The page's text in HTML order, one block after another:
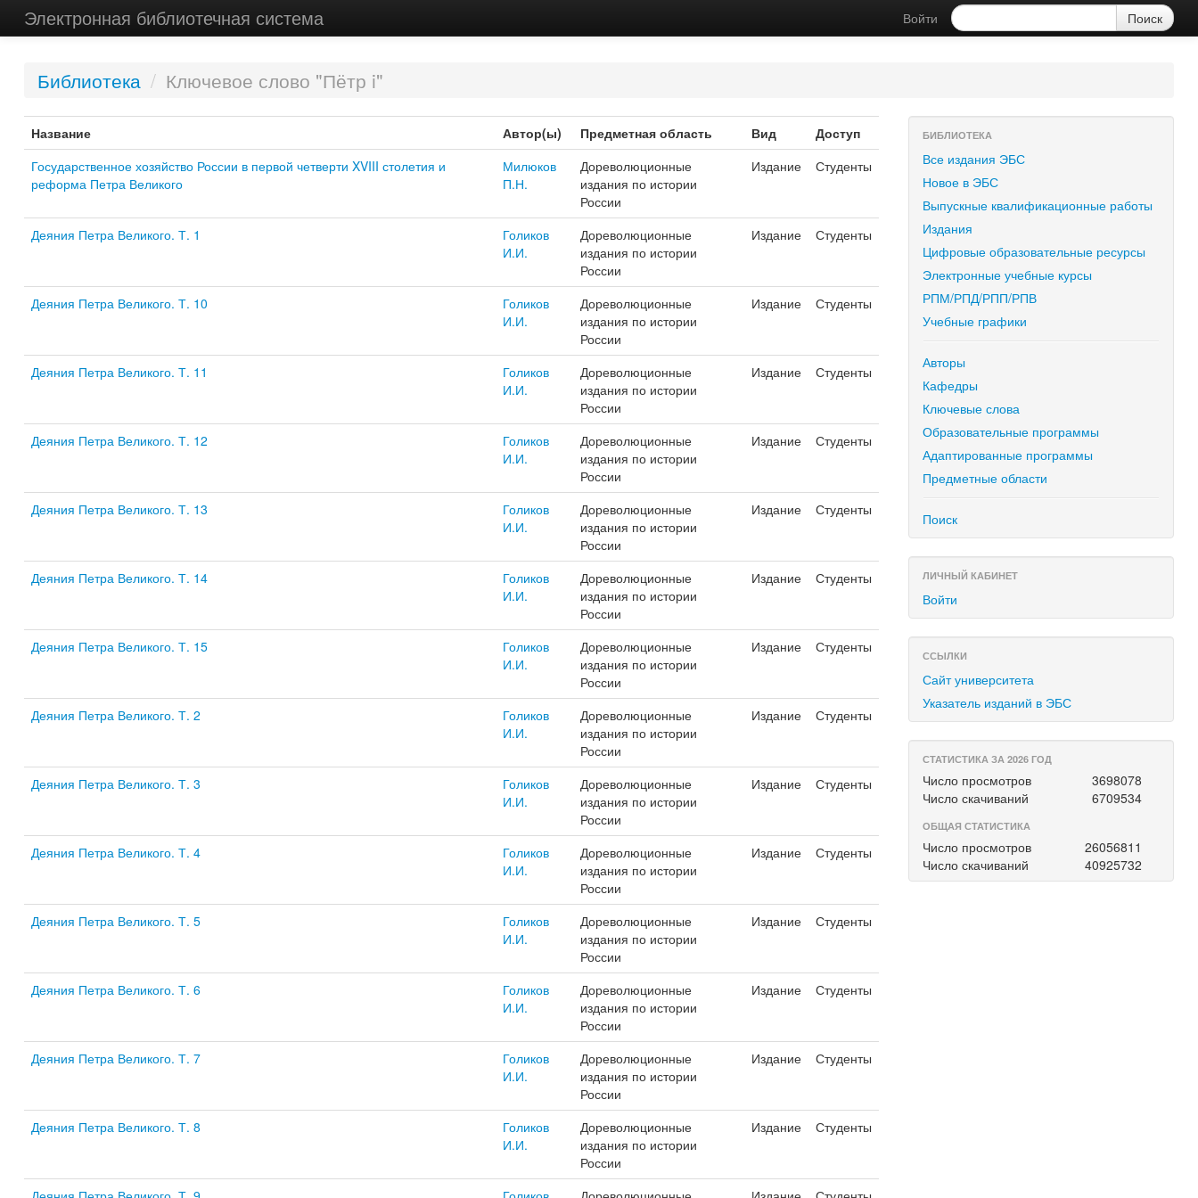
Электронная библиотечная система Войти
Библиотека / Ключевое слово "Пётр i"
Название Автор(ы) Предметная область Вид
Доступ
Государственное хозяйство России в первой четверти XVIII столетия и
реформа Петра Великого
Милюков
П.Н.
Дореволюционные
издания по истории
России
Издание Студенты
Деяния Петра Великого. Т. 1
Голиков
И.И.
Дореволюционные
издания по истории
России
Издание Студенты
Деяния Петра Великого. Т. 10
Голиков
И.И.
Дореволюционные
издания по истории
России
Издание Студенты
Деяния Петра Великого. Т. 11
Голиков
И.И.
Дореволюционные
издания по истории
России
Издание Студенты
Деяния Петра Великого. Т. 12
Голиков
И.И.
Дореволюционные
издания по истории
России
Издание Студенты
Деяния Петра Великого. Т. 13
Голиков
И.И.
Дореволюционные
издания по истории
России
Издание Студенты
Деяния Петра Великого. Т. 14
Голиков
И.И.
Дореволюционные
издания по истории
России
Издание Студенты
Деяния Петра Великого. Т. 15
Голиков
И.И.
Дореволюционные
издания по истории
России
Издание Студенты
Деяния Петра Великого. Т. 2
Голиков
И.И.
Дореволюционные
издания по истории
России
Издание Студенты
Деяния Петра Великого. Т. 3
Голиков
И.И.
Дореволюционные
издания по истории
России
Издание Студенты
Деяния Петра Великого. Т. 4
Голиков
И.И.
Дореволюционные
издания по истории
России
Издание Студенты
Деяния Петра Великого. Т. 5
Голиков
И.И.
Дореволюционные
издания по истории
России
Издание Студенты
Деяния Петра Великого. Т. 6
Голиков
И.И.
Дореволюционные
издания по истории
России
Издание Студенты
Деяния Петра Великого. Т. 7
Голиков
И.И.
Дореволюционные
издания по истории
России
Издание Студенты
Деяния Петра Великого. Т. 8
Голиков
И.И.
Дореволюционные
издания по истории
России
Издание Студенты
БИБЛИОТЕКА
Все издания ЭБС
Новое в ЭБС
Выпускные квалификационные работы
Издания
Цифровые образовательные ресурсы
Электронные учебные курсы
РПМ/РПД/РПП/РПВ
Учебные графики
Авторы
Кафедры
Ключевые слова
Образовательные программы
Адаптированные программы
Предметные области
Поиск
ЛИЧНЫЙ КАБИНЕТ
Войти
ССЫЛКИ
Сайт университета
Указатель изданий в ЭБС
СТАТИСТИКА ЗА 2026 ГОД
Число просмотров
3698078
Число скачиваний
6709534
ОБЩАЯ СТАТИСТИКА
Число просмотров
26056811
Число скачиваний
40925732